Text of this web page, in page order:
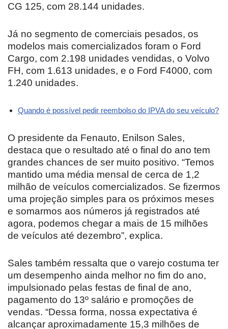
CG 125, com 28.144 unidades.
Já no segmento de comerciais pesados, os
modelos mais comercializados foram o Ford
Cargo, com 2.198 unidades vendidas, o Volvo
FH, com 1.613 unidades, e o Ford F4000, com
1.240 unidades.
Quando é possível pedir reembolso do IPVA do seu veículo?
O presidente da Fenauto, Enilson Sales,
destaca que o resultado até o final do ano tem
grandes chances de ser muito positivo. “Temos
mantido uma média mensal de cerca de 1,2
milhão de veículos comercializados. Se fizermos
uma projeção simples para os próximos meses
e somarmos aos números já registrados até
agora, podemos chegar a mais de 15 milhões
de veículos até dezembro”, explica.
Sales também ressalta que o varejo costuma ter
um desempenho ainda melhor no fim do ano,
impulsionado pelas festas de final de ano,
pagamento do 13º salário e promoções de
vendas. “Dessa forma, nossa expectativa é
alcançar aproximadamente 15,3 milhões de